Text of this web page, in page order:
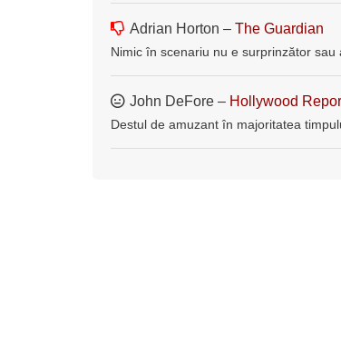
Adrian Horton – The Guardian
Nimic în scenariu nu e surprinzător sau
John DeFore – Hollywood
Destul de amuzant în majoritatea